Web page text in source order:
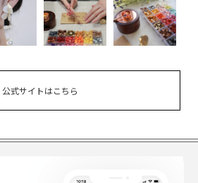
公式サイトはこちら